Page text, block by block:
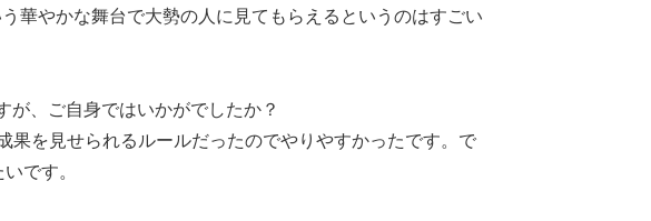
華やかな舞台で大勢の人に見てもらえるというのはすごい
、ご自身ではいかがでしたか？
を見せられるルールだったのでやりやすかったです。で
です。